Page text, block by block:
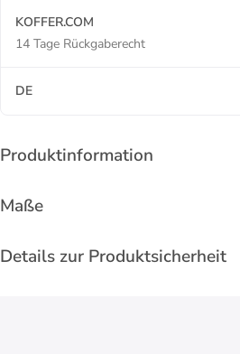
KOFFER.COM
14 Tage Rückgaberecht
DE
Produktinformation
Maße
Details zur Produktsicherheit